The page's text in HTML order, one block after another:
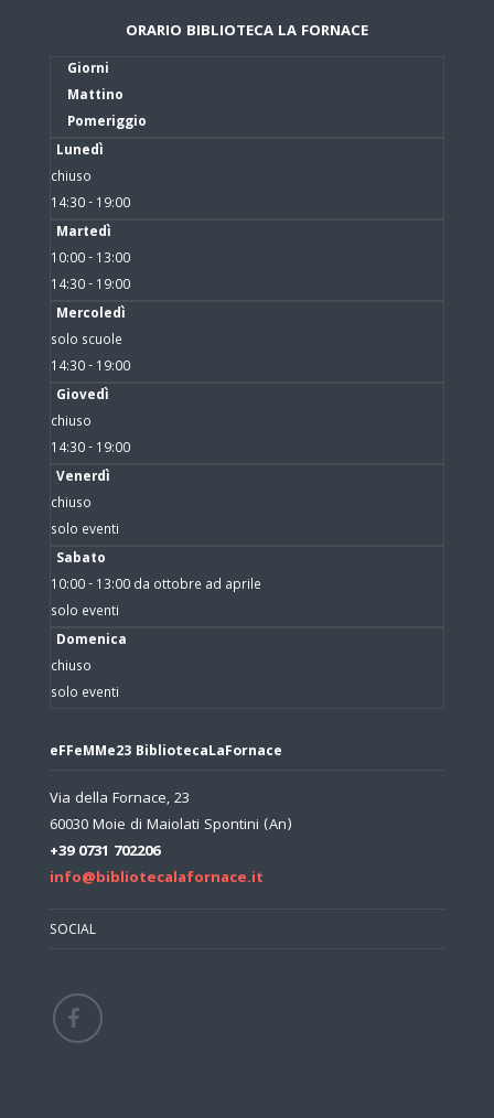
ORARIO BIBLIOTECA LA FORNACE
Giorni
Mattino
Pomeriggio
Lunedì
chiuso
14:30 - 19:00
Martedì
10:00 - 13:00
14:30 - 19:00
Mercoledì
solo scuole
14:30 - 19:00
Giovedì
chiuso
14:30 - 19:00
Venerdì
chiuso
solo eventi
Sabato
10:00 - 13:00 da ottobre ad aprile
solo eventi
Domenica
chiuso
solo eventi
eFFeMMe23 BibliotecaLaFornace
Via della Fornace, 23
60030 Moie di Maiolati Spontini (An)
+39 0731 702206
info@bibliotecalafornace.it
SOCIAL